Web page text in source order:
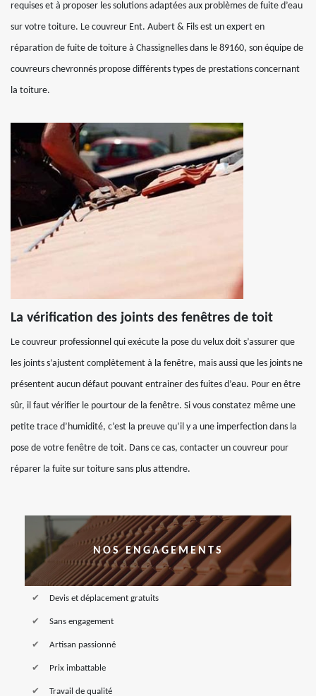
requises et à proposer les solutions adaptées aux problèmes de fuite d’eau
sur votre toiture. Le couvreur Ent. Aubert & Fils est un expert en
réparation de fuite de toiture à Chassignelles dans le 89160, son équipe de
couvreurs chevronnés propose différents types de prestations concernant
la toiture.
La vérification des joints des fenêtres de toit
Le couvreur professionnel qui exécute la pose du velux doit s’assurer que
les joints s’ajustent complètement à la fenêtre, mais aussi que les joints ne
présentent aucun défaut pouvant entrainer des fuites d’eau. Pour en être
sûr, il faut vérifier le pourtour de la fenêtre. Si vous constatez même une
petite trace d’humidité, c’est la preuve qu’il y a une imperfection dans la
pose de votre fenêtre de toit. Dans ce cas, contacter un couvreur pour
réparer la fuite sur toiture sans plus attendre.
NOS ENGAGEMENTS
Devis et déplacement gratuits
Sans engagement
Artisan passionné
Prix imbattable
Travail de qualité